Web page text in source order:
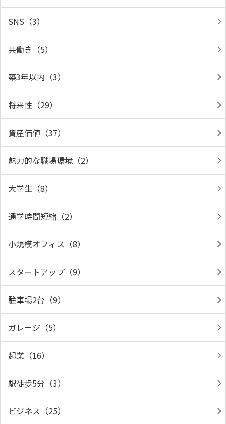
SNS（3）
共働き（5）
築3年以内（3）
将来性（29）
資産価値（37）
魅力的な職場環境（2）
大学生（8）
通学時間短縮（2）
小規模オフィス（8）
スタートアップ（9）
駐車場2台（9）
ガレージ（5）
起業（16）
駅徒歩5分（3）
ビジネス（25）